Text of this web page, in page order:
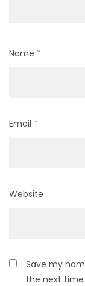
Name *
Email *
Website
Save my
the next